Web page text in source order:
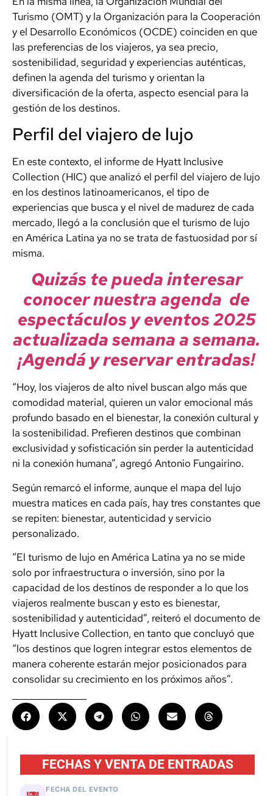
Turismo (OMT) y la Organización para la Cooperación
y el Desarrollo Económicos (OCDE) coinciden en que
las preferencias de los viajeros, ya sea precio,
sostenibilidad, seguridad y experiencias auténticas,
definen la agenda del turismo y orientan la
diversificación de la oferta, aspecto esencial para la
gestión de los destinos.
Perfil del viajero de lujo
En este contexto, el informe de Hyatt Inclusive
Collection (HIC) que analizó el perfil del viajero de lujo
en los destinos latinoamericanos, el tipo de
experiencias que busca y el nivel de madurez de cada
mercado, llegó a la conclusión que el turismo de lujo
en América Latina ya no se trata de fastuosidad por sí
misma.
Quizás te pueda interesar
conocer nuestra agenda de
espectáculos y eventos 2025
actualizada semana a semana.
¡Agendá y reservar entradas!
“Hoy, los viajeros de alto nivel buscan algo más que
comodidad material, quieren un valor emocional más
profundo basado en el bienestar, la conexión cultural y
la sostenibilidad. Prefieren destinos que combinan
exclusividad y sofisticación sin perder la autenticidad
ni la conexión humana”, agregó Antonio Fungairino.
Según remarcó el informe, aunque el mapa del lujo
muestra matices en cada país, hay tres constantes que
se repiten: bienestar, autenticidad y servicio
personalizado.
“El turismo de lujo en América Latina ya no se mide
solo por infraestructura o inversión, sino por la
capacidad de los destinos de responder a lo que los
viajeros realmente buscan y esto es bienestar,
sostenibilidad y autenticidad”, reiteró el documento de
Hyatt Inclusive Collection, en tanto que concluyó que
“los destinos que logren integrar estos elementos de
manera coherente estarán mejor posicionados para
consolidar su crecimiento en los próximos años”.
FECHAS Y VENTA DE ENTRADAS
FECHA DEL EVENTO